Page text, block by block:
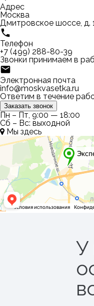
Адрес
Москва
Дмитровское шоссе, д.
Телефон
+7 (499) 288-80-39
Звонки принимаем в
Электронная почта
info@moskvasetka.ru
Ответим в течение
Заказать звонок
Пн – Пт, 9:00 — 18:00
Сб – Вс: выходной
Мы здесь
У